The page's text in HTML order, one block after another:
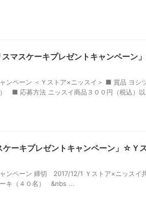
スマスケーキプレゼントキャンペーン
ンペーン ＜Ｙストア×ニッスイ＞ ■ 賞品 ヨ
■ 応募方法 ニッスイ商品３００円（税込）
ケーキプレゼントキャンペーン」☆Ｙ
ャンペーン 締切 2017/12/1 Ｙストア×ニッス
キ（４０名） &nbs ...